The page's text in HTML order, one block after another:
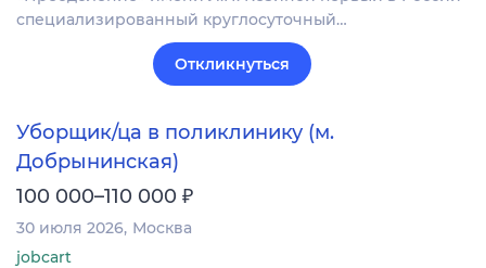
специализированный круглосуточный…
Откликнуться
Уборщик/ца в поликлинику (м.
Добрынинская)
100 000–110 000 ₽
30 июля 2026 Москва
jobcart